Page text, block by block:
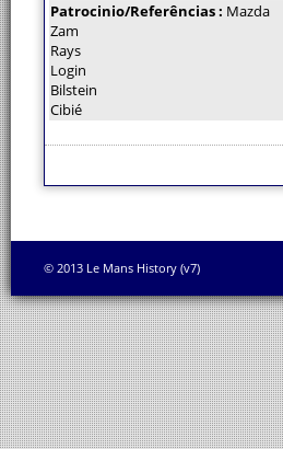
Patrocinio/Referências : Mazda
Zam
Rays
Login
Bilstein
Cibié
© 2013 Le Mans History (v7)